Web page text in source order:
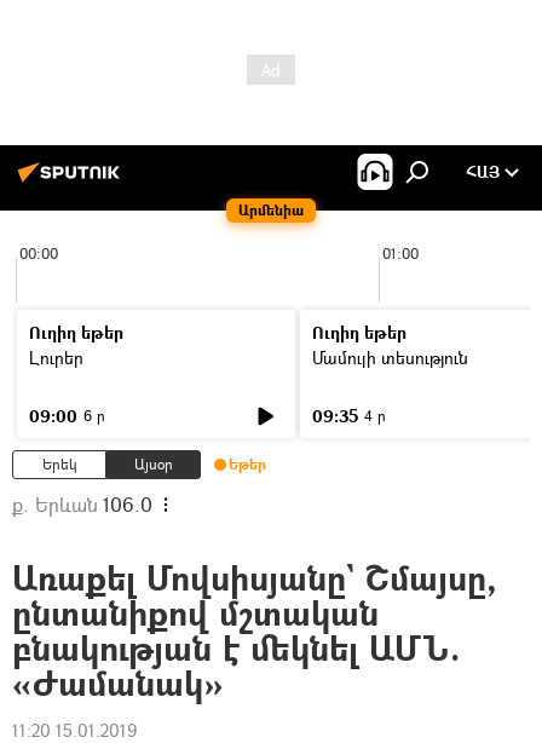
Արմենիա
ՀԱՅ
00:00 01:00
Ուղիղ եթեր
Լուրեր
09:00 6 ր
Ուղիղ եթեր
Մամուլի տեսություն
09:35 4 ր
Երեկ Այսօր Եթեր
ք. Երևան 106.0
Առաքել Մովսիսյանը` Շմայսը,
ընտանիքով մշտական
բնակության է մեկնել ԱՄՆ.
«Ժամանակ»
11:20 15.01.2019